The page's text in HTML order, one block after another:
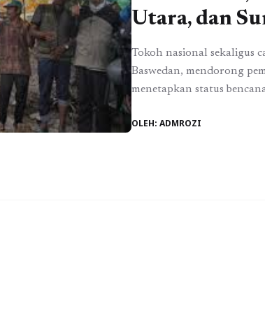
Utara, dan
Tokoh nasional sekaligus
Baswedan, mendorong
menetapkan status
Sumatera Utara, dan
OLEH: ADMROZI